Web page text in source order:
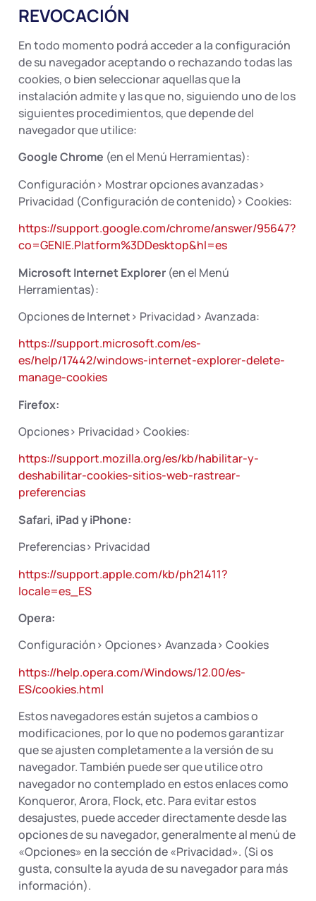
REVOCACIÓN
En todo momento podrá acceder a la configuración
de su navegador aceptando o rechazando todas las
cookies, o bien seleccionar aquellas que la
instalación admite y las que no, siguiendo uno de los
siguientes procedimientos, que depende del
navegador que utilice:
Google Chrome (en el Menú Herramientas):
Configuración> Mostrar opciones avanzadas>
Privacidad (Configuración de contenido)> Cookies:
https://support.google.com/chrome/answer/95647?
co=GENIE.Platform%3DDesktop&hl=es
Microsoft Internet Explorer (en el Menú
Herramientas):
Opciones de Internet> Privacidad> Avanzada:
https://support.microsoft.com/es-
es/help/17442/windows-internet-explorer-delete-
manage-cookies
Firefox:
Opciones> Privacidad> Cookies:
https://support.mozilla.org/es/kb/habilitar-y-
deshabilitar-cookies-sitios-web-rastrear-
preferencias
Safari, iPad y iPhone:
Preferencias> Privacidad
https://support.apple.com/kb/ph21411?
locale=es_ES
Opera:
Configuración> Opciones> Avanzada> Cookies
https://help.opera.com/Windows/12.00/es-
ES/cookies.html
Estos navegadores están sujetos a cambios o
modificaciones, por lo que no podemos garantizar
que se ajusten completamente a la versión de su
navegador. También puede ser que utilice otro
navegador no contemplado en estos enlaces como
Konqueror, Arora, Flock, etc. Para evitar estos
desajustes, puede acceder directamente desde las
opciones de su navegador, generalmente al menú de
«Opciones» en la sección de «Privacidad». (Si os
gusta, consulte la ayuda de su navegador para más
información).